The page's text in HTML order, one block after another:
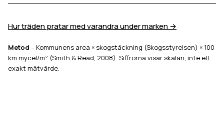
Hur träden pratar med varandra under marken →
Metod – Kommunens area × skogstäckning (Skogsstyrelsen) × 100
km mycel/m² (Smith & Read, 2008). Siffrorna visar skalan, inte ett
exakt mätvärde.